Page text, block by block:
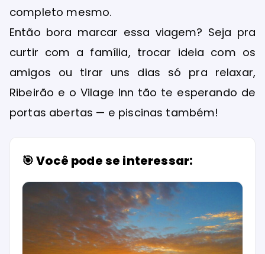
completo mesmo.
Então bora marcar essa viagem? Seja pra
curtir com a família, trocar ideia com os
amigos ou tirar uns dias só pra relaxar,
Ribeirão e o Vilage Inn tão te esperando de
portas abertas — e piscinas também!
🎯 Você pode se interessar: